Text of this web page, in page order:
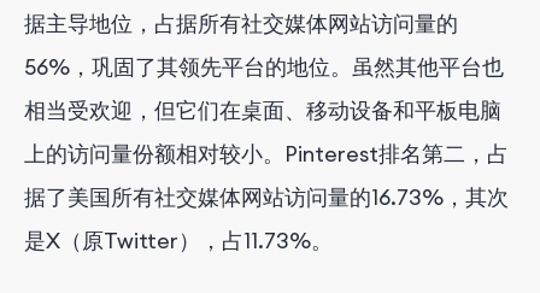
据主导地位，占据所有社交媒体网站访问量的
56%，巩固了其领先平台的地位。虽然其他平台也
相当受欢迎，但它们在桌面、移动设备和平板电脑
上的访问量份额相对较小。Pinterest排名第二，占
据了美国所有社交媒体网站访问量的16.73%，其次
是X（原Twitter），占11.73%。